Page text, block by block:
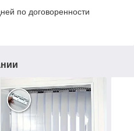
по договоренности